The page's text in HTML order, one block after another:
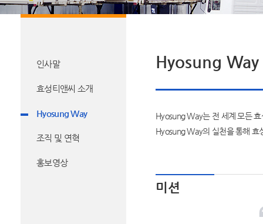
인사말
효성티앤씨 소개
Hyosung Way
조직 및 연혁
홍보영상
Hyosung Way
Hyosung Way는 전 세계 모든
Hyosung Way의 실천을 통해 효
미션